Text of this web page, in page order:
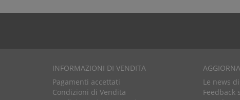
INFORMAZIONI DI VENDITA
Pagamenti accettati
Condizioni di Vendita
Le news
Feedback